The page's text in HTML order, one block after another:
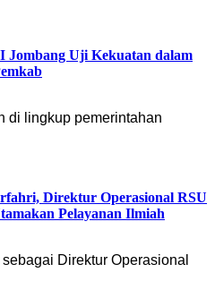
Jombang Uji Kekuatan dalam
di lingkup pemerintahan
Direktur Operasional RSU
Pelayanan Ilmiah
Direktur Operasional